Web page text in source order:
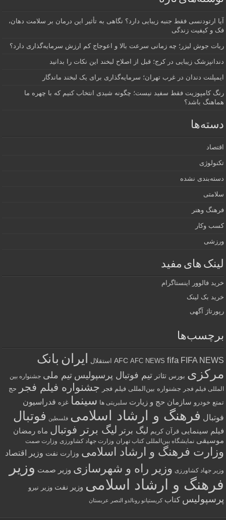
ارتودنسی فقط جنبه زیبایی دارد؟ نگاهی به تأثیر این درمان بر سلامت دهان،
و کیفیت زندگی
جوش لیزر؛ چه زمانی سرعت بالا و اعوجاج کم ارزش سرمایه‌گذاری دارد؟
زیبایی در کرج؛ قبل از اصلاح لبخند این نکات را بدانید
دندان در غرب تهران؛ سرمایه‌گذاری برای یک لبخند ماندگار
کامپوزیت فقط سفید نیست؛ چگونه شیدی انتخاب کنیم که با چهره ما
باشد؟
نشده
وهنر
وکار
های مفید
فالوور اینستاگرام
بک لینک
آگهی
AFC AFC NEWS fifa FIFA استقلال ایران بانک
بورس تئاتر تیم فوتبال پرسپولیس تیم ملی جشنواره بین
فیلم فجر جشنواره بین‌المللی فیلم فجر جشنواره فیلم فجر حج
خودرو سازمان حج و زیارت سلبریتی ها سینما غزه فدراسیون
فرهنگ و ارشاد اسلامی فلسطین فوتبال
سینمایی قرآن کریم لیگ برتر لیگ برتر فوتبال ماه رمضان
نمایشگاه بین‌المللی کتاب تهران وزارت جهاد کشاورزی وزارت صمت
فرهنگ و ارشاد اسلامی وزارت نفت وزیر اقتصاد
جهاد کشاورزی وزیر راه و شهرسازی وزیر صمت وزیر
و ارشاد اسلامی
وزیر نفت وزیر نیرو
کتاب کریستیانو رونالدو النصر عربستان